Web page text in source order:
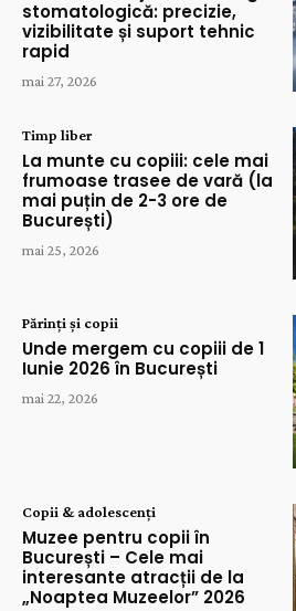
stomatologică: precizie,
vizibilitate și suport tehnic
rapid
mai 27, 2026
Timp liber
La munte cu copiii: cele mai
frumoase trasee de vară (la
mai puțin de 2-3 ore de
București)
mai 25, 2026
Părinți și copii
Unde mergem cu copiii de 1
Iunie 2026 în București
mai 22, 2026
Copii & adolescenți
Muzee pentru copii în
București – Cele mai
interesante atracții de la
„Noaptea Muzeelor” 2026